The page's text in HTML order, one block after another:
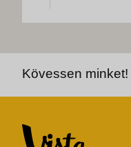
Kövessen minket!